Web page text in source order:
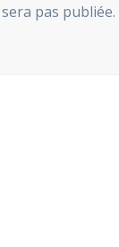
pas publiée.